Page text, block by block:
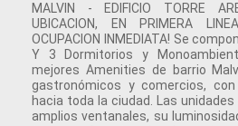
MALVIN - EDIFICIO TORRE
UBICACION, EN PRIMERA
OCUPACION INMEDIATA! Se
Y 3 Dormitorios y
mejores Amenities de barrio
gastronómicos y comercios,
hacia toda la ciudad. Las
amplios ventanales, su